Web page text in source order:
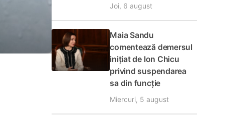
Joi, 6 august
Maia Sandu
comentează demersul
inițiat de Ion Chicu
privind suspendarea
sa din funcție
Miercuri, 5 august